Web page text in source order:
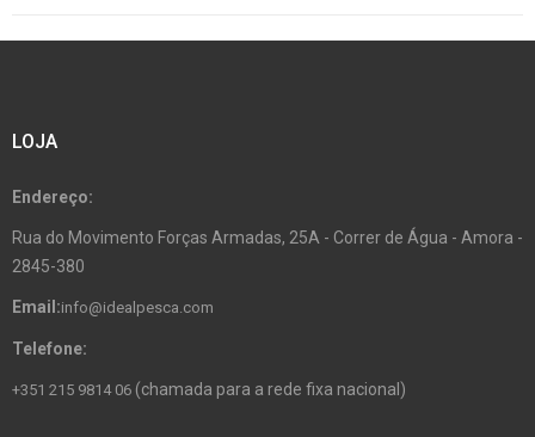
LOJA
Endereço:
Rua do Movimento Forças Armadas, 25A - Correr de Água - Amora -
2845-380
Email:info@idealpesca.com
Telefone:
+351 215 9814 06 (chamada para a rede fixa nacional)